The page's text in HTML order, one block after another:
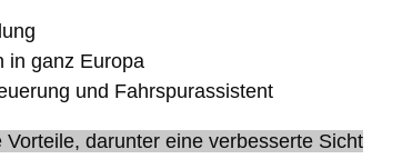
in ganz Europa
und Fahrspurassistent
darunter eine verbesserte Sicht